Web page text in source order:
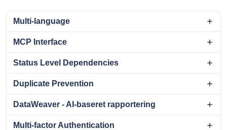
Multi-language
MCP Interface
Status Level Dependencies
Duplicate Prevention
DataWeaver - AI-baseret rapportering
Multi-factor Authentication